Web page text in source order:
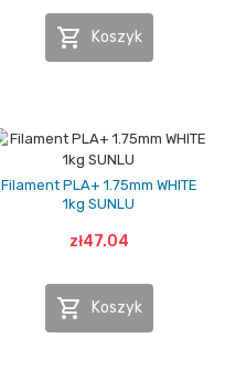
 Koszyk
Filament PLA+ 1.75mm WHITE
1kg SUNLU
zł47.04
 Koszyk